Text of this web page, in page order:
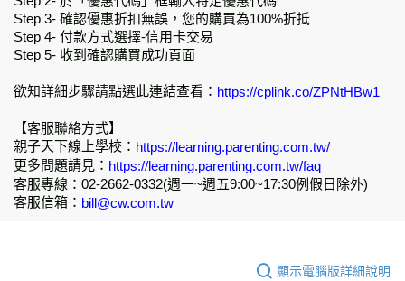
Step 3- 確認優惠折扣無誤，您的購買為100%折抵
Step 4- 付款方式選擇-信用卡交易
Step 5- 收到確認購買成功頁面
欲知詳細步驟請點選此連結查看： https://cplink.co/ZPNtHBw1
【客服聯絡方式】
親子天下線上學校： https://learning.parenting.com.tw/
更多問題請見： https://learning.parenting.com.tw/faq
客服專線：02-2662-0332(週一~週五9:00~17:30例假日除外)
客服信箱： bill@cw.com.tw
顯示電腦版詳細說明